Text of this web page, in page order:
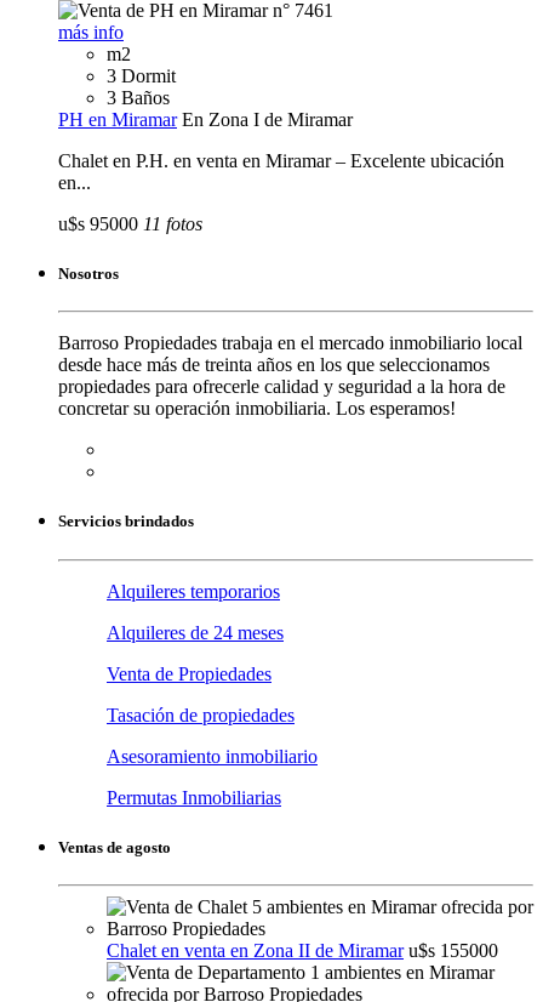
más info
m2
3 Dormit
3 Baños
PH en Miramar En Zona I de Miramar
Chalet en P.H. en venta en Miramar – Excelente ubicación
en...
u$s 95000 11 fotos
Nosotros
Barroso Propiedades trabaja en el mercado inmobiliario local
desde hace más de treinta años en los que seleccionamos
propiedades para ofrecerle calidad y seguridad a la hora de
concretar su operación inmobiliaria. Los esperamos!
Servicios brindados
Alquileres temporarios
Alquileres de 24 meses
Venta de Propiedades
Tasación de propiedades
Asesoramiento inmobiliario
Permutas Inmobiliarias
Ventas de agosto
Chalet en venta en Zona II de Miramar u$s 155000